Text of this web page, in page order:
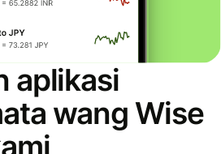
aplikasi
wang Wise